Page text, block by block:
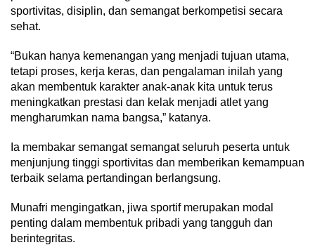
sportivitas, disiplin, dan semangat berkompetisi secara
sehat.
“Bukan hanya kemenangan yang menjadi tujuan utama,
tetapi proses, kerja keras, dan pengalaman inilah yang
akan membentuk karakter anak-anak kita untuk terus
meningkatkan prestasi dan kelak menjadi atlet yang
mengharumkan nama bangsa,” katanya.
Ia membakar semangat semangat seluruh peserta untuk
menjunjung tinggi sportivitas dan memberikan kemampuan
terbaik selama pertandingan berlangsung.
Munafri mengingatkan, jiwa sportif merupakan modal
penting dalam membentuk pribadi yang tangguh dan
berintegritas.